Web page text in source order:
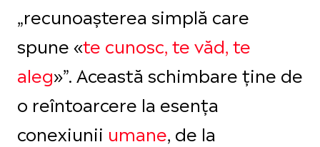
„recunoașterea simplă care
spune «te cunosc, te văd, te
aleg»”. Această schimbare ține de
o reîntoarcere la esența
conexiunii umane, de la